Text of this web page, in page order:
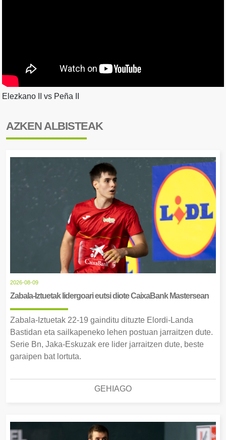
Elezkano II vs Peña II
AZKEN ALBISTEAK
2026-08-09
Zabala-Iztuetak lidergoari eutsi diote CaixaBank Mastersean
Zabala-Iztuetak 22-19 gainditu dituzte Elordi-Landa
Bastidan eta sailkapeneko lehen postuan jarraitzen dute.
Serie Bn, Jaka-Eskuzak ere lider jarraitzen dute, beste
garaipen bat lortuta.
GEHIAGO